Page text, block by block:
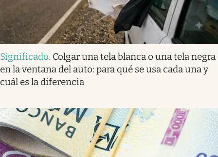
Significado. Colgar una tela blanca o una tela negra
en la ventana del auto: para qué se usa cada una y
cuál es la diferencia